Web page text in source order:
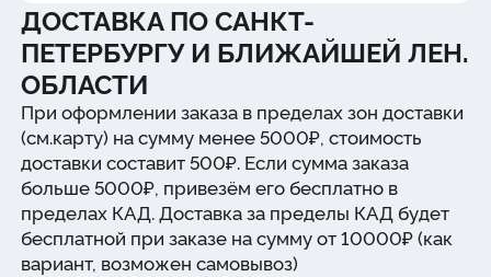
ДОСТАВКА ПО САНКТ-
ПЕТЕРБУРГУ И БЛИЖАЙШЕЙ ЛЕН.
ОБЛАСТИ
При оформлении заказа в пределах зон доставки
(см.карту) на сумму менее 5000₽, стоимость
доставки составит 500₽. Если сумма заказа
больше 5000₽, привезём его бесплатно в
пределах КАД. Доставка за пределы КАД будет
бесплатной при заказе на сумму от 10000₽ (как
вариант, возможен самовывоз)